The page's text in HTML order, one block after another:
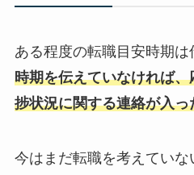
ある程度の転職目安時期は
時期を伝えていなければ
捗状況に関する連絡が入っ
今はまだ転職を考えていな